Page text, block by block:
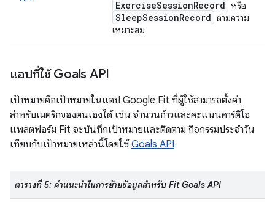
ExerciseSessionRecord หรือ
SleepSessionRecord ตามความ
เหมาะสม
แอปที่ใช้ Goals API
เป้าหมายคือเป้าหมายในแอป Google Fit ที่ผู้ใช้สามารถตั้งค่า
สำหรับเมตริกของตนเองได้ เช่น จำนวนก้าวและคะแนนคาร์ดิโอ
แพลตฟอร์ม Fit จะบันทึกเป้าหมายและติดตาม กิจกรรมประจำวัน
เทียบกับเป้าหมายเหล่านี้โดยใช้ Goals API
ตารางที่ 5: คำแนะนำในการย้ายข้อมูลสำหรับ Fit Goals API